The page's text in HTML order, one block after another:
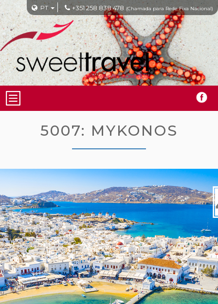
PT +351 258 838 478 (Chamada para Rede Fixa Nacional)
5007: MYKONOS